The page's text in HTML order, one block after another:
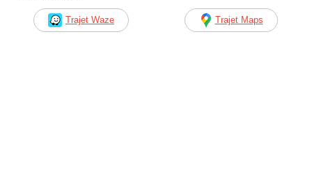
Trajet Waze Trajet Maps